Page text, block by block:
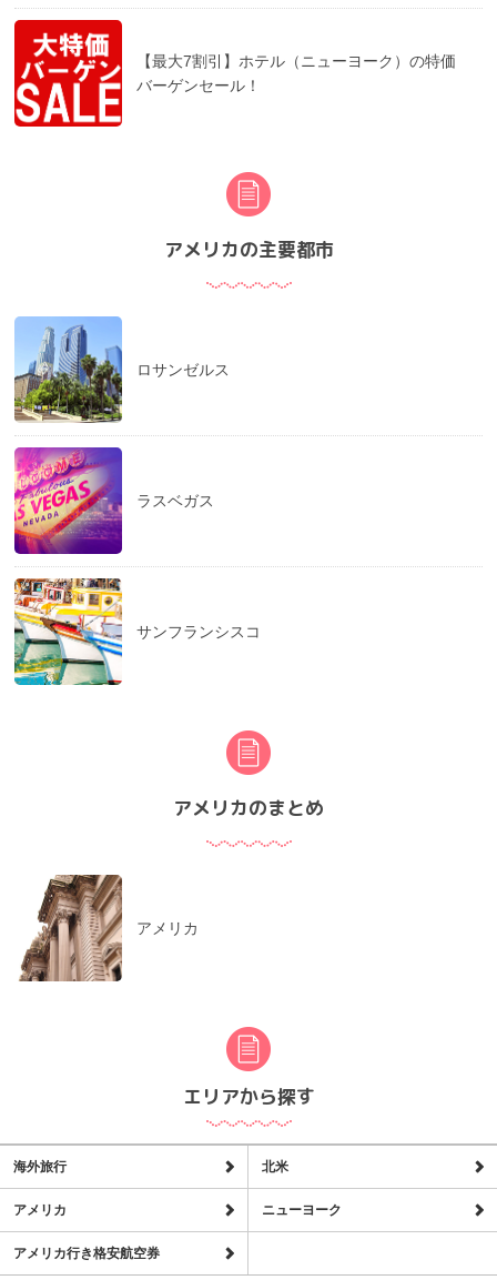
【最大7割引】ホテル（ニューヨーク）の特価
バーゲンセール！
アメリカの主要都市
ロサンゼルス
ラスベガス
サンフランシスコ
アメリカのまとめ
アメリカ
エリアから探す
海外旅行 北米
アメリカ ニューヨーク
アメリカ行き格安航空券